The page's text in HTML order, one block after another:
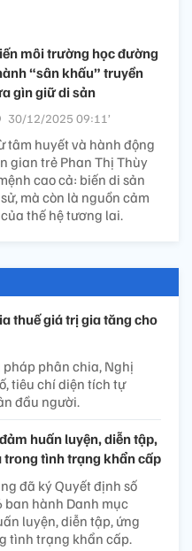
môi trường học đường
“sân khấu” truyền
gìn giữ di sản
30/12/2025 09:11’
tâm huyết và hành động
gian trẻ Phan Thị Thùy
cao cả: biến di sản
mà còn là nguồn cảm
thế hệ tương lai.
thuế giá trị gia tăng cho
phân chia, Nghị
tiêu chí diện tích tự
đầu người.
huấn luyện, diễn tập,
trong tình trạng khẩn cấp
đã ký Quyết định số
hành Danh mục
luyện, diễn tập, ứng
tình trạng khẩn cấp.